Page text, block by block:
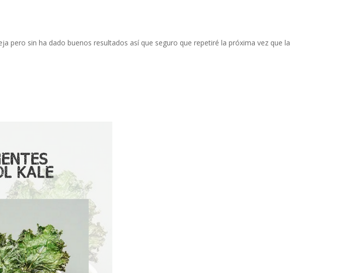
pero sin ha dado buenos resultados así que seguro que repetiré la próxima vez que la